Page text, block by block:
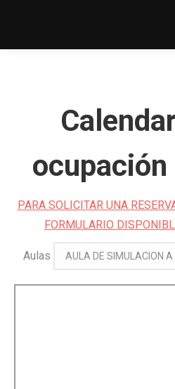
ocupación
PARA SOLICITAR UNA
FORMULARIO
Aulas